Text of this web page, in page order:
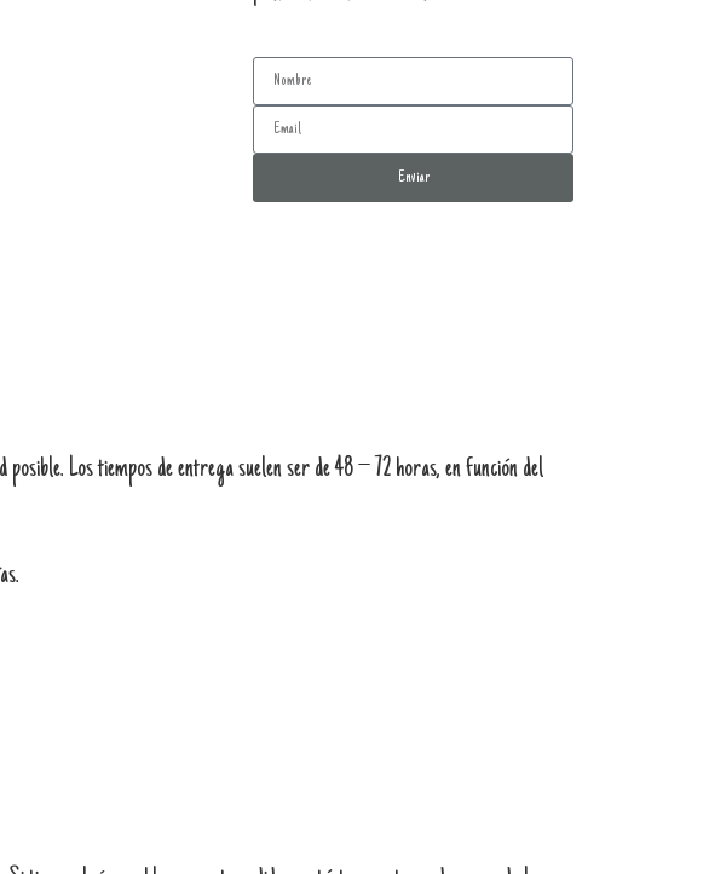
Enviar
Los tiempos de entrega suelen ser de 48 – 72 horas, en función del